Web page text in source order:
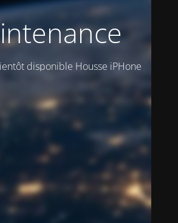
disponible Housse iPHone